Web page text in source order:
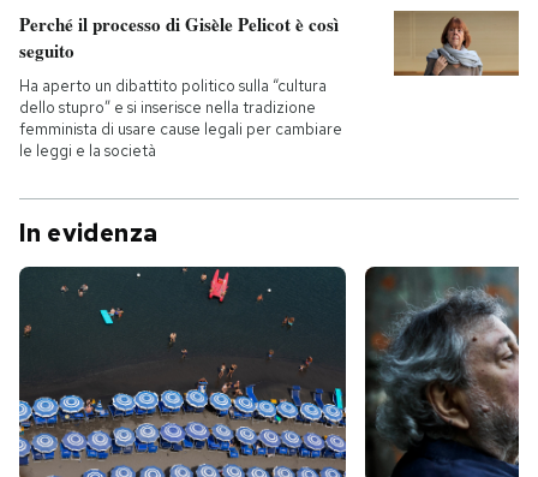
Perché il processo di Gisèle Pelicot è così
seguito
Ha aperto un dibattito politico sulla “cultura
dello stupro” e si inserisce nella tradizione
femminista di usare cause legali per cambiare
le leggi e la società
In evidenza